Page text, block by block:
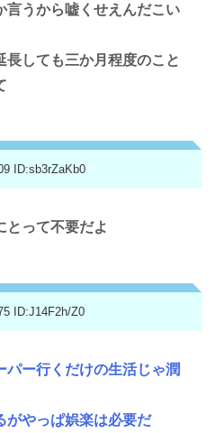
言うから嘘くせえんだこい
長しても三か月程度のこと
ID:sb3rZaKb0
とって不要だよ
ID:J14F2h/Z0
パー行くだけの生活じゃ潤
がやっぱ娯楽は必要だ